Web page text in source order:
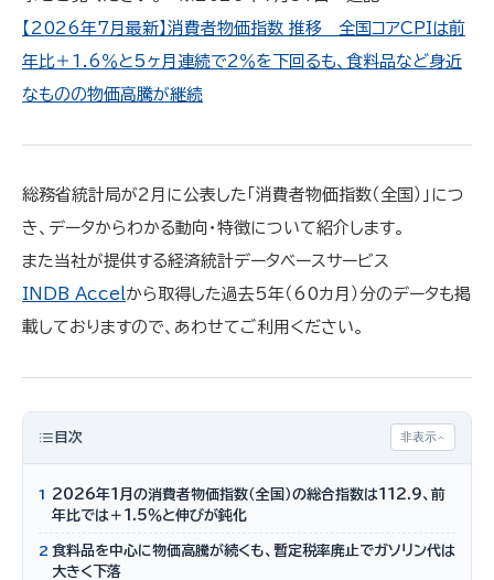
【2026年7月最新】消費者物価指数 推移 全国コアCPIは前
年比＋1.6％と5ヶ月連続で2％を下回るも、食料品など身近
なものの物価高騰が継続
総務省統計局が2月に公表した「消費者物価指数（全国）」につ
き、データからわかる動向・特徴について紹介します。
また当社が提供する経済統計データベースサービス
INDB Accel から取得した過去5年（60カ月）分のデータも掲
載しておりますので、あわせてご利用ください。
目次 非表示
1
2026年1月の消費者物価指数（全国）の総合指数は112.9、前
年比では＋1.5％と伸びが鈍化
2 食料品を中心に物価高騰が続くも、暫定税率廃止でガソリン代は
大きく下落